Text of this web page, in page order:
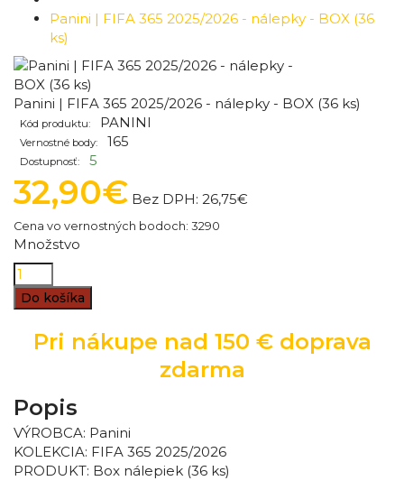
Panini | FIFA 365 2025/2026 - nálepky - BOX (36
ks)
Panini | FIFA 365 2025/2026 - nálepky - BOX (36 ks)
Kód produktu: PANINI
Vernostné body: 165
Dostupnosť: 5
32,90€ Bez DPH: 26,75€
Cena vo vernostných bodoch: 3290
Množstvo
Do košíka
Pri nákupe nad 150 € doprava
zdarma
Popis
VÝROBCA: Panini
KOLEKCIA: FIFA 365 2025/2026
PRODUKT: Box nálepiek (36 ks)